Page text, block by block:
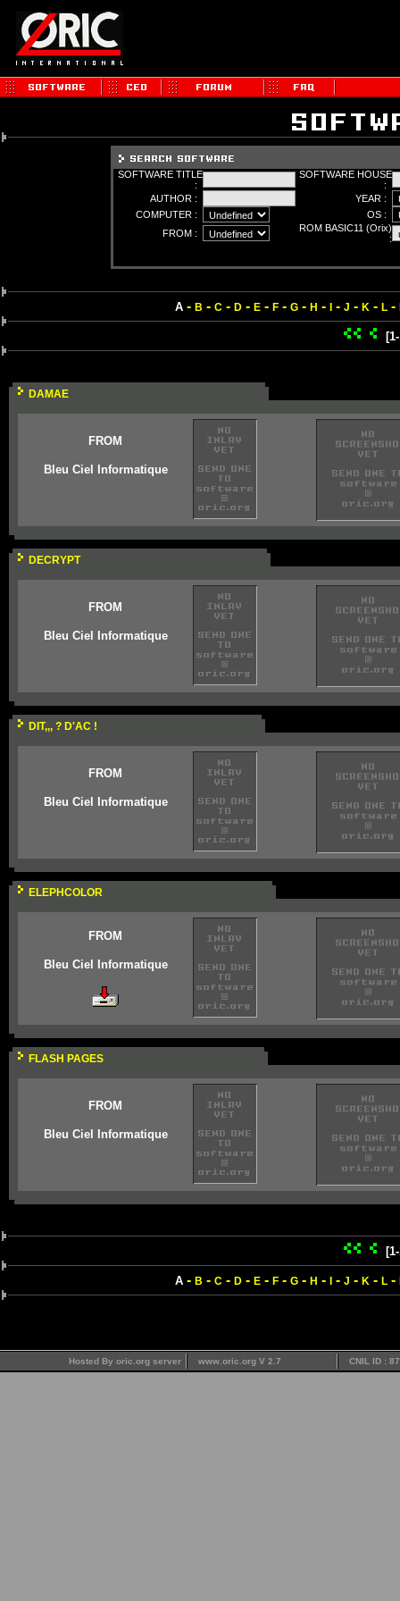
SOFTWARE TITLE
:
SOFTWARE HOUSE
:
AUTHOR :
YEAR :
COMPUTER :
OS :
FROM :
ROM BASIC11 (Orix)
:
A- B - C- D- E- F- G- H - - J - K - L-
DAMAE
FROM
Bleu Ciel Informatique
DECRYPT
FROM
Bleu Ciel Informatique
DIT,,, ? D'AC !
FROM
Bleu Ciel Informatique
ELEPHCOLOR
FROM
Bleu Ciel Informatique
FLASH PAGES
FROM
Bleu Ciel Informatique
A- B - C- D- E- F- G- H - - J - K - L-
Hosted By oric.org server www.oric.org V 2.7 CNIL ID :